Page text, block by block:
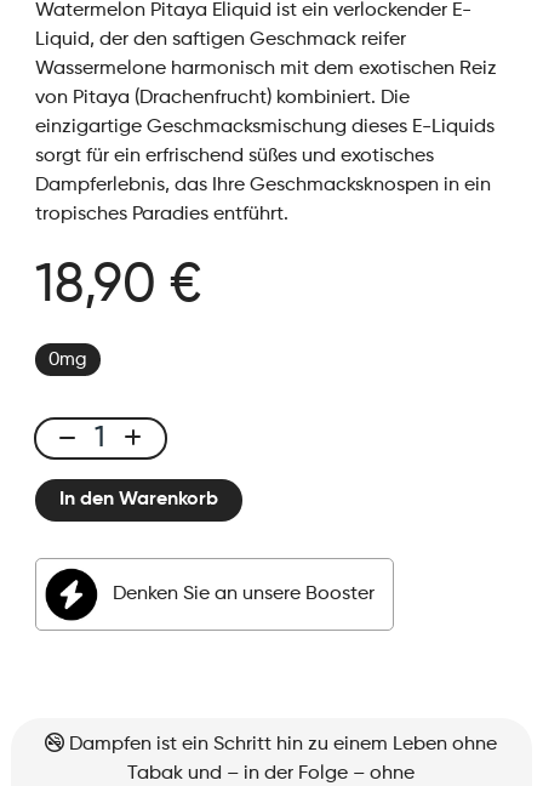
Watermelon Pitaya Eliquid ist ein verlockender E-
Liquid, der den saftigen Geschmack reifer
Wassermelone harmonisch mit dem exotischen Reiz
von Pitaya (Drachenfrucht) kombiniert. Die
einzigartige Geschmacksmischung dieses E-Liquids
sorgt für ein erfrischend süßes und exotisches
Dampferlebnis, das Ihre Geschmacksknospen in ein
tropisches Paradies entführt.
18,90 €
0mg
E-
liquid
50ml
Pitaya
Menge
In den Warenkorb
Denken Sie an unsere Booster
Dampfen ist ein Schritt hin zu einem Leben ohne
Tabak und – in der Folge – ohne